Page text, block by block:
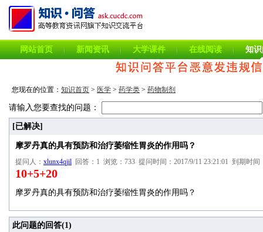
网站首页 新闻资讯 大学课件 在线阅读 知
您现在的位置： 知识首页 > 医学 > 药学类 > 药物制剂
请输入您要查找的问题：
[已解决]
摩罗丹真的具有预防和治疗萎缩性胃炎的作用吗？
提问人： xlunx4qjil 回答：1 浏览：733 提问时间：2017/9/11 23:21:01 到期时间
10+5+20
摩罗丹真的具有预防和治疗萎缩性胃炎的作用吗？
此问题的回答(1)